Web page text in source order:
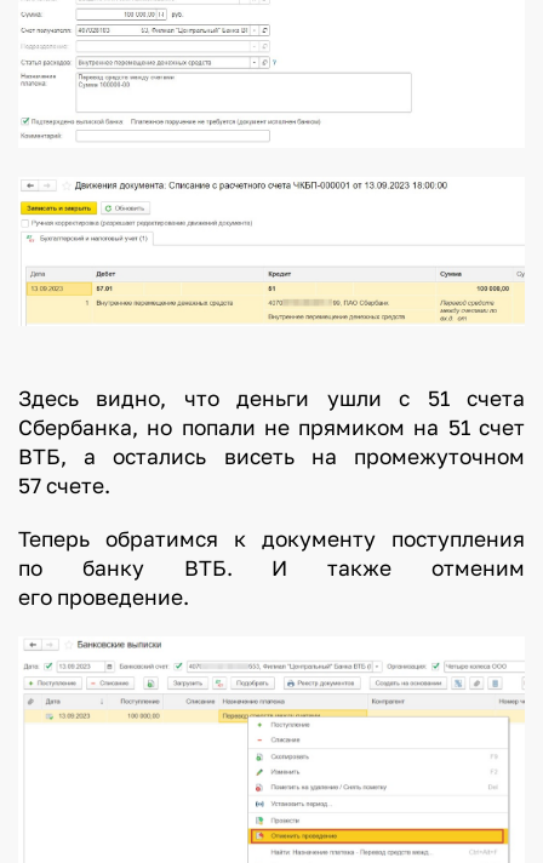
Здесь видно, что деньги ушли с 51 счета
Сбербанка, но попали не прямиком на 51 счет
ВТБ, а остались висеть на промежуточном
57 счете.
Теперь обратимся к документу поступления
по банку ВТБ. И также отменим
его проведение.